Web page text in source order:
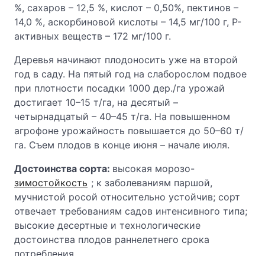
%, сахаров – 12,5 %, кислот – 0,50%, пектинов –
14,0 %, аскорбиновой кислоты – 14,5 мг/100 г, Р-
активных веществ – 172 мг/100 г.
Деревья начинают плодоносить уже на второй
год в саду. На пятый год на слаборослом подвое
при плотности посадки 1000 дер./га урожай
достигает 10–15 т/га, на десятый –
четырнадцатый – 40–45 т/га. На повышенном
агрофоне урожайность повышается до 50–60 т/
га. Съем плодов в конце июня – начале июля.
Достоинства сорта: высокая морозо-
зимостойкость ; к заболеваниям паршой,
мучнистой росой относительно устойчив; сорт
отвечает требованиям садов интенсивного типа;
высокие десертные и технологические
достоинства плодов раннелетнего срока
потребления.